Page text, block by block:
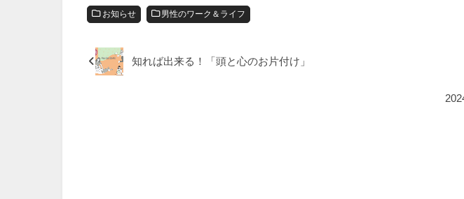
お知らせ 男性のワーク＆ライフ
知れば出来る！「頭と心のお片付け」